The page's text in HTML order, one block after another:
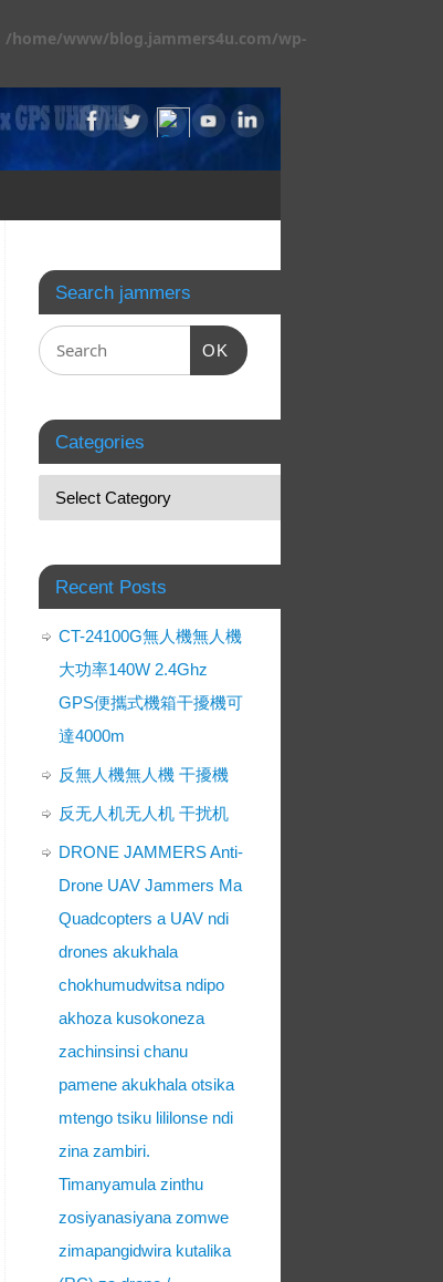
/home/www/blog.jammers4u.com/wp-
Search jammers
OK
Categories
Recent Posts
CT-24100G無人機無人機
大功率140W 2.4Ghz
GPS便攜式機箱干擾機可
達4000m
反無人機無人機 干擾機
反无人机无人机 干扰机
DRONE JAMMERS Anti-
Drone UAV Jammers Ma
Quadcopters a UAV ndi
drones akukhala
chokhumudwitsa ndipo
akhoza kusokoneza
zachinsinsi chanu
pamene akukhala otsika
mtengo tsiku lililonse ndi
zina zambiri.
Timanyamula zinthu
zosiyanasiyana zomwe
zimapangidwira kutalika